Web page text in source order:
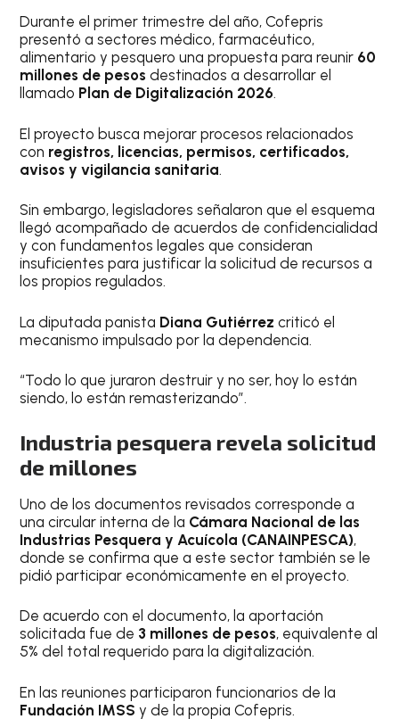
Durante el primer trimestre del año, Cofepris
presentó a sectores médico, farmacéutico,
alimentario y pesquero una propuesta para reunir 60
millones de pesos destinados a desarrollar el
llamado Plan de Digitalización 2026.
El proyecto busca mejorar procesos relacionados
con registros, licencias, permisos, certificados,
avisos y vigilancia sanitaria.
Sin embargo, legisladores señalaron que el esquema
llegó acompañado de acuerdos de confidencialidad
y con fundamentos legales que consideran
insuficientes para justificar la solicitud de recursos a
los propios regulados.
La diputada panista Diana Gutiérrez criticó el
mecanismo impulsado por la dependencia.
“Todo lo que juraron destruir y no ser, hoy lo están
siendo, lo están remasterizando”.
Industria pesquera revela solicitud
de millones
Uno de los documentos revisados corresponde a
una circular interna de la Cámara Nacional de las
Industrias Pesquera y Acuícola (CANAINPESCA),
donde se confirma que a este sector también se le
pidió participar económicamente en el proyecto.
De acuerdo con el documento, la aportación
solicitada fue de 3 millones de pesos, equivalente al
5% del total requerido para la digitalización.
En las reuniones participaron funcionarios de la
Fundación IMSS y de la propia Cofepris.